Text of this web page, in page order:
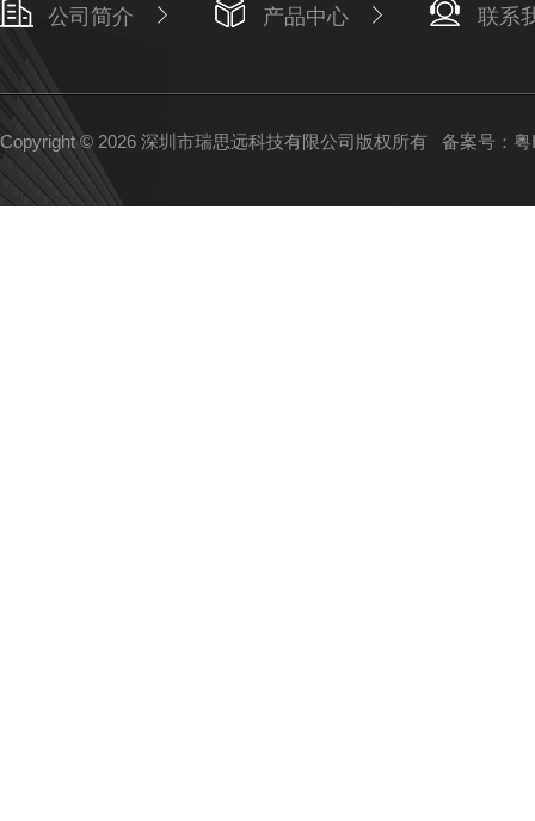
公司简介 产品中心 联系
Copyright © 2026 深圳市瑞思远科技有限公司版权所有 备案号：